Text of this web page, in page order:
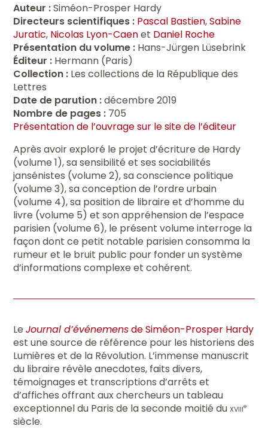
Auteur :Siméon-Prosper Hardy
Directeurs scientifiques : Pascal Bastien,Sabine
Juratic, Nicolas Lyon-Caenet Daniel Roche
Présentation du volume : Hans-Jürgen Lüsebrink
Éditeur : Hermann (Paris)
Collection : Les collections de la République des
Lettres
Date de parution :décembre 2019
Nombre de pages : 705
Présentation de l’ouvrage sur le site de l’éditeur
Après avoir exploré le projet d’écriture de Hardy
(volume 1), sa sensibilité et ses sociabilités
jansénistes (volume 2), sa conscience politique
(volume 3), sa conception de l’ordre urbain
(volume 4), sa position de libraire et d’homme du
livre (volume 5) et son appréhension de l’espace
parisien (volume 6), le présent volume interroge la
façon dont ce petit notable parisien consomma la
rumeur et le bruit public pour fonder un système
d’informations complexe et cohérent.
LeJournal d’événemensde Siméon-Prosper Hardy
est une source de référence pour les historiens des
Lumières et de la Révolution. L’immense manuscrit
du libraire révèle anecdotes, faits divers,
témoignages et transcriptions d’arrêts et
d’affiches offrant aux chercheurs un tableau
exceptionnel du Paris de la seconde moitié duxviiie
siècle.